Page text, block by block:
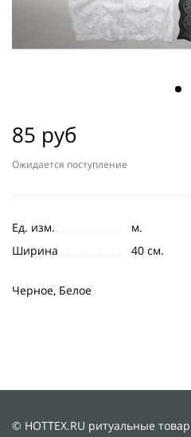
85 руб
Ожидается поступление
Ед. изм.
м.
Ширина
40 см.
Черное, Белое
© HOTTEX.RU ритуальные